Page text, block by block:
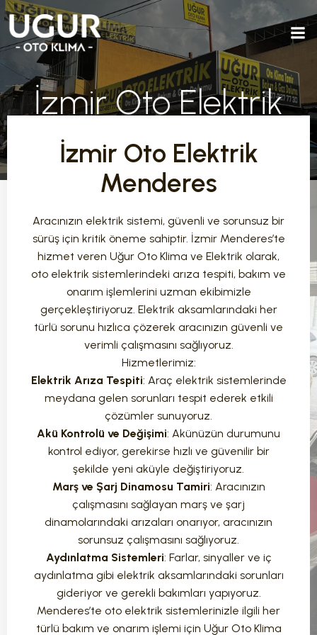
İzmir Oto Elektrik
Menderes
İzmir Oto Elektrik
Menderes
Aracınızın elektrik sistemi, güvenli ve sorunsuz bir
sürüş için kritik öneme sahiptir. İzmir Menderes’te
hizmet veren Uğur Oto Klima ve Elektrik olarak,
oto elektrik sistemlerindeki arıza tespiti, bakım ve
onarım işlemlerini uzman ekibimizle
gerçekleştiriyoruz. Elektrik aksamlarındaki her
türlü sorunu hızlıca çözerek aracınızın güvenli ve
verimli çalışmasını sağlıyoruz.
Hizmetlerimiz:
Elektrik Arıza Tespiti: Araç elektrik sistemlerinde
meydana gelen sorunları tespit ederek etkili
çözümler sunuyoruz.
Akü Kontrolü ve Değişimi: Akünüzün durumunu
kontrol ediyor, gerekirse hızlı ve güvenilir bir
şekilde yeni aküyle değiştiriyoruz.
Marş ve Şarj Dinamosu Tamiri: Aracınızın
çalışmasını sağlayan marş ve şarj
dinamolarındaki arızaları onarıyor, aracınızın
sorunsuz çalışmasını sağlıyoruz.
Aydınlatma Sistemleri: Farlar, sinyaller ve iç
aydınlatma gibi elektrik aksamlarındaki sorunları
gideriyor ve gerekli bakımları yapıyoruz.
Menderes’te oto elektrik sistemlerinizle ilgili her
türlü bakım ve onarım işlemi için Uğur Oto Klima